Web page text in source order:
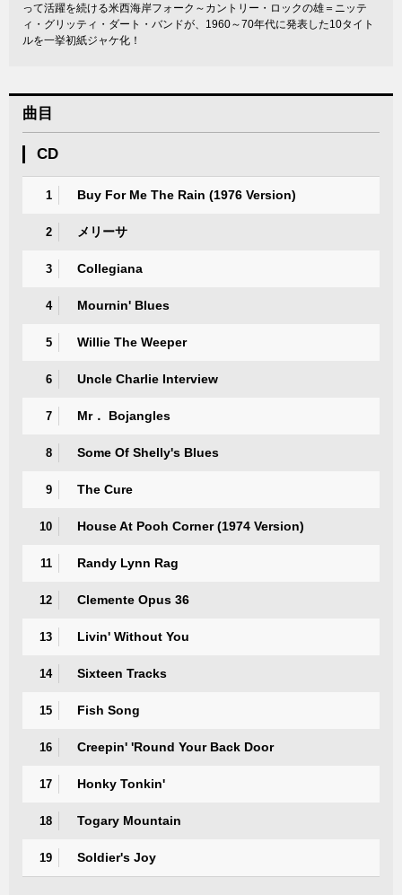
って活躍を続ける米西海岸フォーク～カントリー・ロックの雄＝ニッテ
ィ・グリッティ・ダート・バンドが、1960～70年代に発表した10タイト
ルを一挙初紙ジャケ化！
曲目
CD
1 Buy For Me The Rain (1976 Version)
2 メリーサ
3 Collegiana
4 Mournin' Blues
5 Willie The Weeper
6 Uncle Charlie Interview
7 Mr． Bojangles
8 Some Of Shelly's Blues
9 The Cure
10 House At Pooh Corner (1974 Version)
11 Randy Lynn Rag
12 Clemente Opus 36
13 Livin' Without You
14 Sixteen Tracks
15 Fish Song
16 Creepin' 'Round Your Back Door
17 Honky Tonkin'
18 Togary Mountain
19 Soldier's Joy